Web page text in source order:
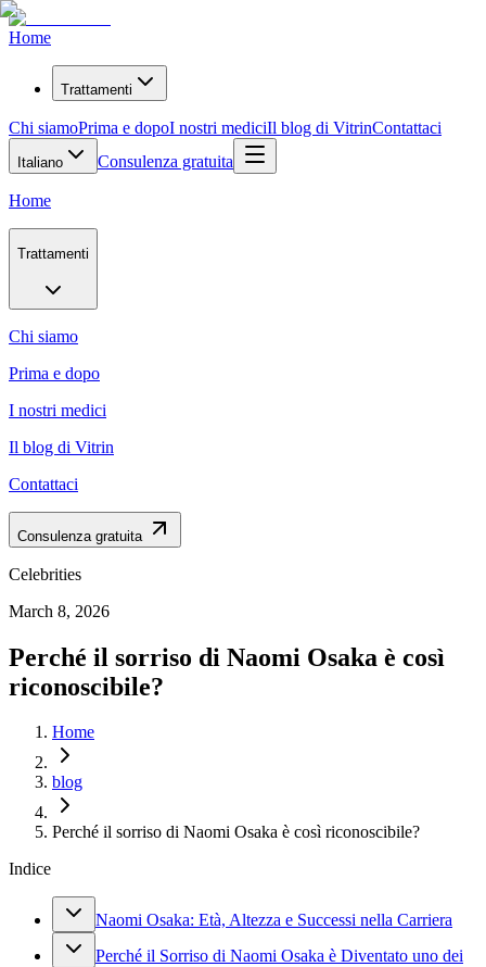
Home
Trattamenti
Chi siamoPrima e dopoI nostri mediciIl blog di VitrinContattaci
Italiano Consulenza gratuita
Home
Trattamenti
Chi siamo
Prima e dopo
I nostri medici
Il blog di Vitrin
Contattaci
Consulenza gratuita
Celebrities
March 8, 2026
Perché il sorriso di Naomi Osaka è così
riconoscibile?
Home
blog
Perché il sorriso di Naomi Osaka è così riconoscibile?
Indice
Naomi Osaka: Età, Altezza e Successi nella Carriera
Perché il Sorriso di Naomi Osaka è Diventato uno dei